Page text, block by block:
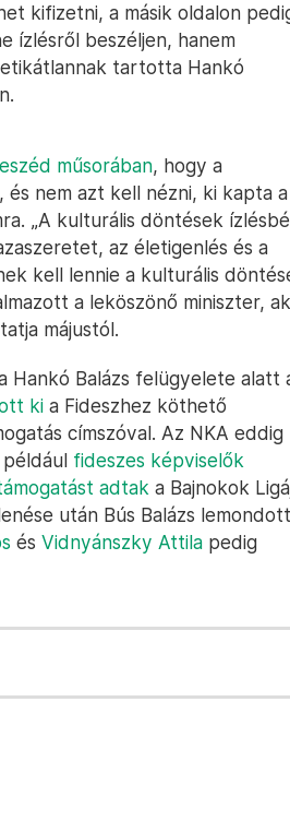
kifizetni, a másik oldalon
ízlésről beszéljen, hanem
tartotta Hankó
műsorában, hogy a
és nem azt kell nézni, ki kapta a
„A kulturális döntések
az életigenlés és a
kell lennie a kulturális
a leköszönő miniszter,
májustól.
Balázs felügyelete alatt
ki a Fideszhez köthető
címszóval. Az NKA eddig
fideszes képviselők
adtak a Bajnokok
után Bús Balázs
és Vidnyánszky Attila pedig